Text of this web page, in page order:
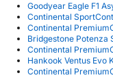
Goodyear Eagle F1
Continental
Continental
Bridgestone Potenza
Continental
Hankook Ventus Evo
Continental